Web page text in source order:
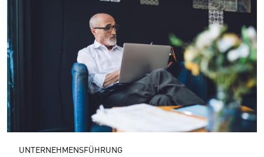
UNTERNEHMENSFÜHRUNG